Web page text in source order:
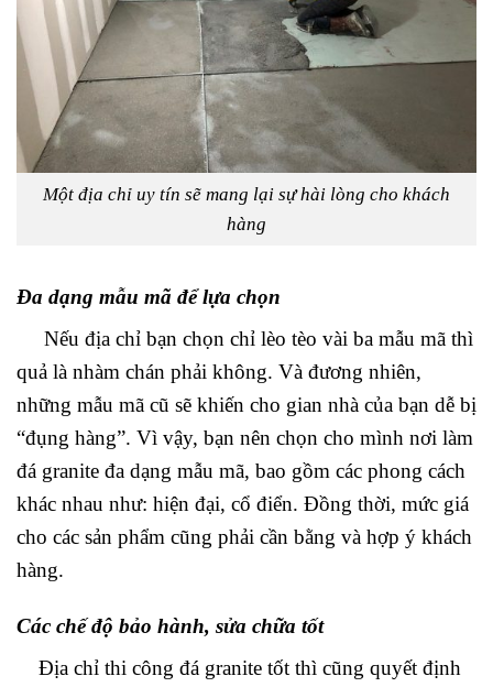
Một địa chỉ uy tín sẽ mang lại sự hài lòng cho khách
hàng
Đa dạng mẫu mã để lựa chọn
Nếu địa chỉ bạn chọn chỉ lèo tèo vài ba mẫu mã thì
quả là nhàm chán phải không. Và đương nhiên,
những mẫu mã cũ sẽ khiến cho gian nhà của bạn dễ bị
“đụng hàng”. Vì vậy, bạn nên chọn cho mình nơi làm
đá granite đa dạng mẫu mã, bao gồm các phong cách
khác nhau như: hiện đại, cổ điển. Đồng thời, mức giá
cho các sản phẩm cũng phải cần bằng và hợp ý khách
hàng.
Các chế độ bảo hành, sửa chữa tốt
Địa chỉ thi công đá granite tốt thì cũng quyết định